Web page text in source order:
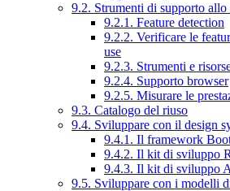
9.2. Strumenti di supporto
9.2.1. Feature detection
9.2.2. Verificare le
use
9.2.3. Strumenti e
9.2.4. Supporto browser
9.2.5. Misurare le
9.3. Catalogo del riuso
9.4. Sviluppare con il design
9.4.1. Il framework
9.4.2. Il kit di sviluppo
9.4.3. Il kit di sviluppo
9.5. Sviluppare con i modelli